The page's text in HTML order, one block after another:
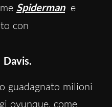
Spiderman e
con
Davis.
guadagnato milioni
ovunque, come